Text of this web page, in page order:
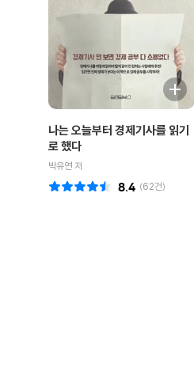
나는 오늘부터 경제기사를 읽기
로 했다
박유연 저
(62건)
8.4